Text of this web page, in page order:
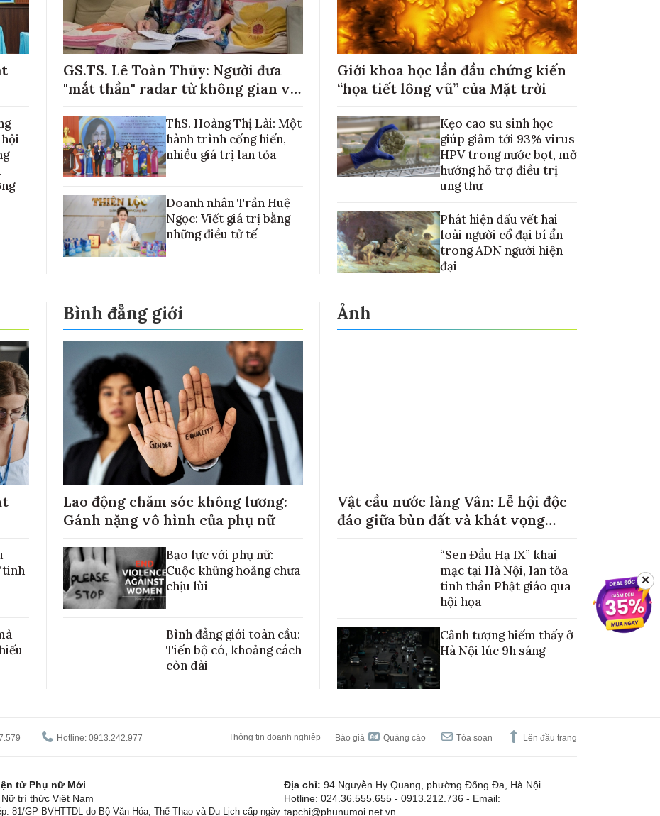
GS.TS. Lê Toàn Thủy: Người đưa
"mắt thần" radar từ không gian về
ThS. Hoàng Thị Lài: Một
hành trình cống hiến,
nhiều giá trị lan tỏa
Doanh nhân Trần Huệ
Ngọc: Viết giá trị bằng
những điều tử tế
Giới khoa học lần đầu chứng kiến
“họa tiết lông vũ” của Mặt trời
Kẹo cao su sinh học
giúp giảm tới 93% virus
HPV trong nước bọt, mở
hướng hỗ trợ điều trị
ung thư
Phát hiện dấu vết hai
loài người cổ đại bí ẩn
trong ADN người hiện
đại
Bình đẳng giới
Lao động chăm sóc không lương:
Gánh nặng vô hình của phụ nữ
Bạo lực với phụ nữ:
Cuộc khủng hoảng chưa
chịu lùi
Bình đẳng giới toàn cầu:
Tiến bộ có, khoảng cách
còn dài
Ảnh
Vật cầu nước làng Vân: Lễ hội độc
đáo giữa bùn đất và khát vọng
“Sen Đầu Hạ IX” khai
mạc tại Hà Nội, lan tỏa
tinh thần Phật giáo qua
hội họa
Cảnh tượng hiếm thấy ở
Hà Nội lúc 9h sáng
Hotline: 0913.242.977 Thông tin doanh nghiệp Báo giá Quảng cáo Tòa soạn Lên đầu trang
tử Phụ nữ Mới
trí thức Việt Nam
81/GP-BVHTTDL do Bộ Văn Hóa, Thể Thao và Du Lịch cấp ngày
Địa chỉ: 94 Nguyễn Hy Quang, phường Đống Đa, Hà Nội.
Hotline: 024.36.555.655 - 0913.212.736 - Email:
tapchi@phunumoi.net.vn
✕